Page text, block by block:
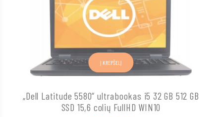
„Dell Latitude 5580“ ultrabookas i5 32 GB 512 GB
SSD 15,6 colių FullHD WIN10
Į KREPŠELĮ